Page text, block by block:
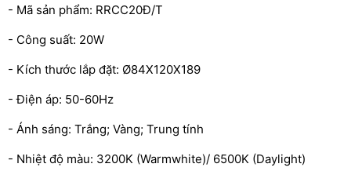
- Mã sản phẩm: RRCC20Đ/T
- Công suất: 20W
- Kích thước lắp đặt: Ø84X120X189
- Điện áp: 50-60Hz
- Ánh sáng: Trắng; Vàng; Trung tính
- Nhiệt độ màu: 3200K (Warmwhite)/ 6500K (Daylight)